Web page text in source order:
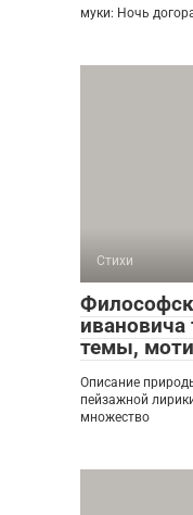
муки: Ночь
Стихи
темы,
Описание
пейзажной
множество